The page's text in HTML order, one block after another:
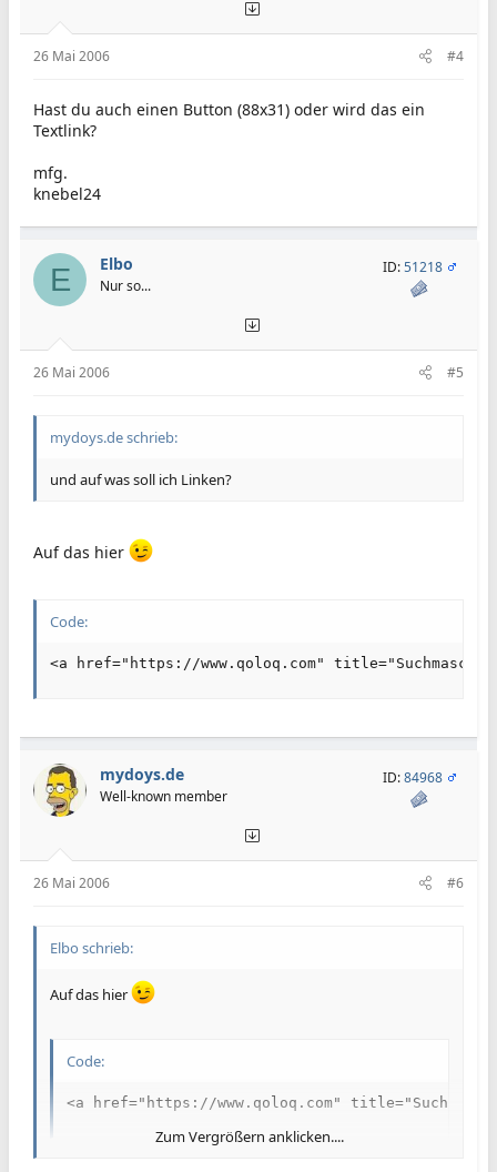
26 Mai 2006 #4
Hast du auch einen Button (88x31) oder wird das ein
Textlink?
mfg.
knebel24
E Elbo
Nur so...
ID:51218
26 Mai 2006 #5
mydoys.de schrieb:
und auf was soll ich Linken?
Auf das hier
Code:
<a href="https://www.qoloq.com"
mydoys.de
Well-known member
ID:84968
26 Mai 2006 #6
Elbo schrieb:
Auf das hier
Code:
<a href="https://www.qoloq.com"
Zum Vergrößern anklicken....